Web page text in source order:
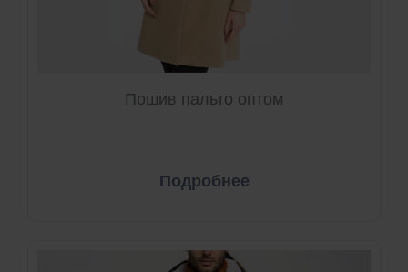
Пошив пальто оптом
Подробнее